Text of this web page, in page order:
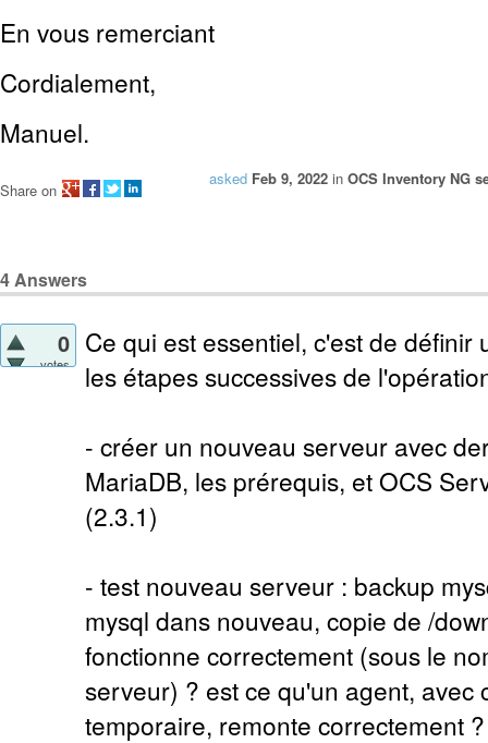
En vous remerciant
Cordialement,
Manuel.
asked Feb 9, 2022 in OCS Inventory NG
Share on
4Answers
0
votes
Ce qui est essentiel, c'est de définir
les étapes successives de
- créer un nouveau serveur avec
MariaDB, les prérequis, et OCS
(2.3.1)
- test nouveau serveur : backup
mysql dans nouveau, copie de /
fonctionne correctement (sous le
serveur) ? est ce qu'un agent, avec
temporaire, remonte correctement ?